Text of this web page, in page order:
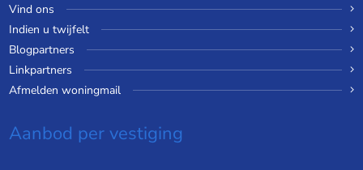
Vind ons
Indien u twijfelt
Blogpartners
Linkpartners
Afmelden woningmail
Aanbod per vestiging